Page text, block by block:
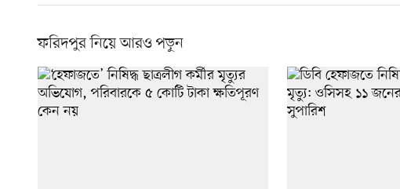
ফরিদপুর নিয়ে আরও পড়ুন